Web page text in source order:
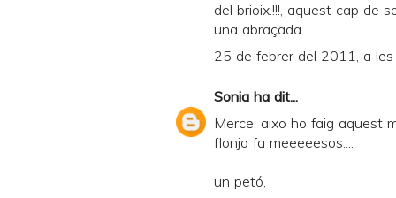
del brioix.!!!, aquest cap de
una abraçada
25 de febrer del 2011, a
Sonia ha dit...
Merce, aixo ho faig aquest
flonjo fa meeeeesos....
un petó,